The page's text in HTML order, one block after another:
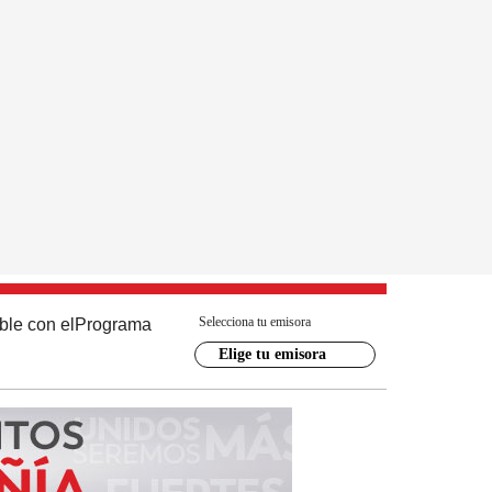
con el Programa Selecciona tu emisora
Elige tu emisora